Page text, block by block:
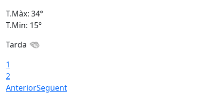
T.Màx: 34°
T.Min: 15°
Tarda
1
2
AnteriorSegüent